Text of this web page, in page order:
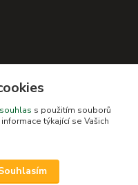
souhlas s použitím souborů
týkající se Vašich